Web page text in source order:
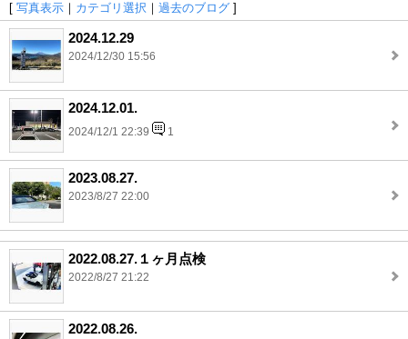
[ 写真表示 ｜ カテゴリ選択 ｜ 過去のブログ ]
2024.12.29
2024/12/30 15:56
2024.12.01.
2024/12/1 22:39 1
2023.08.27.
2023/8/27 22:00
2022.08.27.１ヶ月点検
2022/8/27 21:22
2022.08.26.